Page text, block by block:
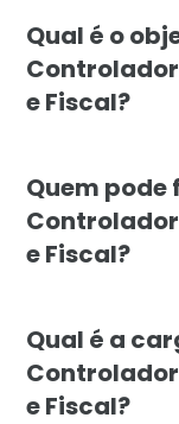
Qual é o
e Fiscal?
Quem pode
e Fiscal?
Qual é a
e Fiscal?